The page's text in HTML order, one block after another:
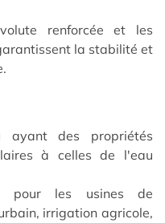
renforcée et les
la stabilité et
ayant des propriétés
à celles de l'eau
pour les usines de
irrigation agricole,